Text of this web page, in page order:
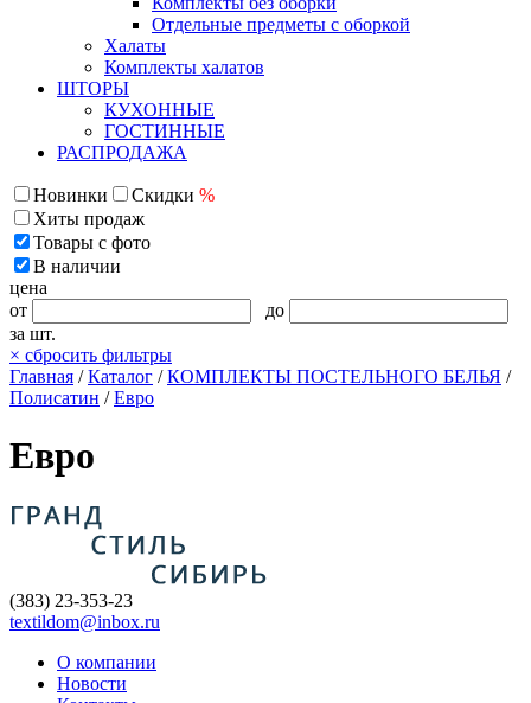
Отдельные предметы с оборкой
Халаты
Комплекты халатов
ШТОРЫ
КУХОННЫЕ
ГОСТИННЫЕ
РАСПРОДАЖА
Новинки Скидки %
Хиты продаж
Товары с фото
В наличии
цена
от
до
за шт.
× сбросить фильтры
Главная /Каталог /КОМПЛЕКТЫ ПОСТЕЛЬНОГО БЕЛЬЯ /
Полисатин /Евро
Евро
(383) 23-353-23
textildom@inbox.ru
О компании
Новости